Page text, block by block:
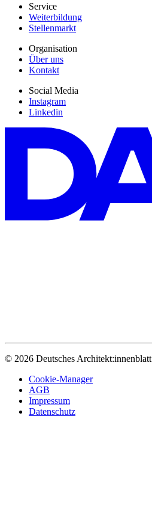
Service
Weiterbildung
Stellenmarkt
Organisation
Über uns
Kontakt
Social Media
Instagram
Linkedin
© 2026 Deutsches Architekt:innenblatt
Cookie-Manager
AGB
Impressum
Datenschutz